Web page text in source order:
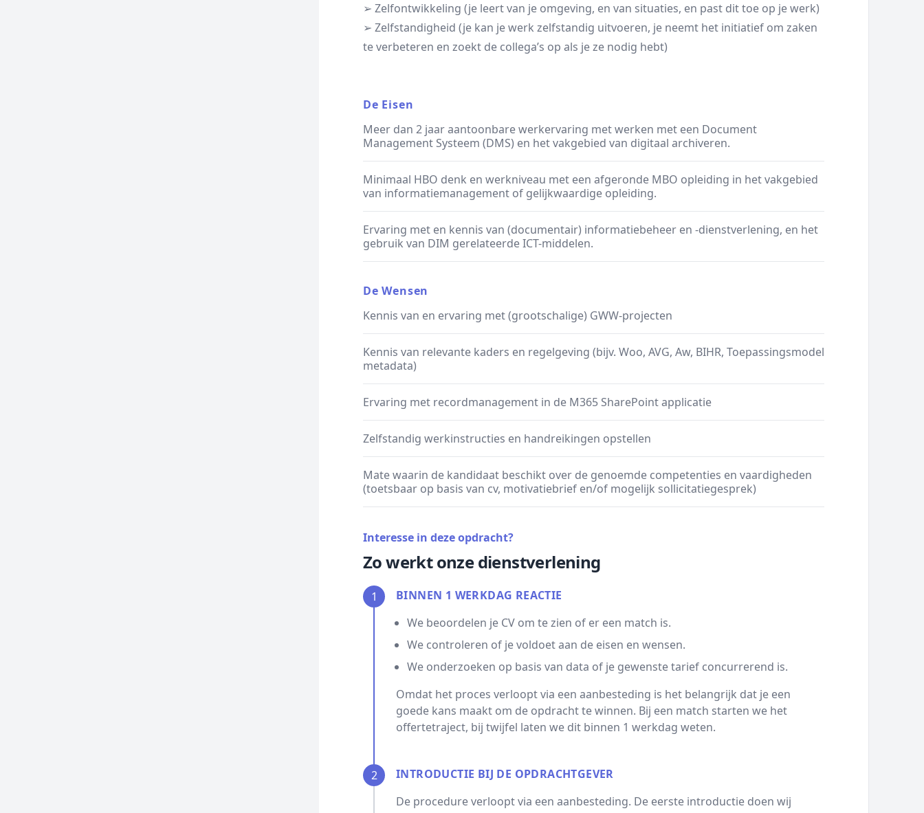
➢ Zelfontwikkeling (je leert van je omgeving, en van situaties, en past dit toe op je werk)
➢ Zelfstandigheid (je kan je werk zelfstandig uitvoeren, je neemt het initiatief om zaken
te verbeteren en zoekt de collega’s op als je ze nodig hebt)
De Eisen
Meer dan 2 jaar aantoonbare werkervaring met werken met een Document
Management Systeem (DMS) en het vakgebied van digitaal archiveren.
Minimaal HBO denk en werkniveau met een afgeronde MBO opleiding in het vakgebied
van informatiemanagement of gelijkwaardige opleiding.
Ervaring met en kennis van (documentair) informatiebeheer en -dienstverlening, en het
gebruik van DIM gerelateerde ICT-middelen.
De Wensen
Kennis van en ervaring met (grootschalige) GWW-projecten
Kennis van relevante kaders en regelgeving (bijv. Woo, AVG, Aw, BIHR, Toepassingsmodel
metadata)
Ervaring met recordmanagement in de M365 SharePoint applicatie
Zelfstandig werkinstructies en handreikingen opstellen
Mate waarin de kandidaat beschikt over de genoemde competenties en vaardigheden
(toetsbaar op basis van cv, motivatiebrief en/of mogelijk sollicitatiegesprek)
Interesse in deze opdracht?
Zo werkt onze dienstverlening
1
BINNEN 1 WERKDAG REACTIE
We beoordelen je CV om te zien of er een match is.
We controleren of je voldoet aan de eisen en wensen.
We onderzoeken op basis van data of je gewenste tarief concurrerend is.
Omdat het proces verloopt via een aanbesteding is het belangrijk dat je een
goede kans maakt om de opdracht te winnen. Bij een match starten we het
offertetraject, bij twijfel laten we dit binnen 1 werkdag weten.
2
INTRODUCTIE BIJ DE OPDRACHTGEVER
De procedure verloopt via een aanbesteding. De eerste introductie doen wij